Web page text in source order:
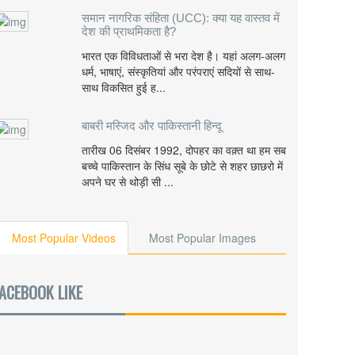
समान नागरिक संहिता (UCC): क्या यह वास्तव में
देश की प्राथमिकता है?
भारत एक विविधताओं से भरा देश है। यहां अलग-अलग
धर्म, भाषाएं, संस्कृतियां और परंपराएं सदियों से साथ-
साथ विकसित हुई ह...
बाबरी मस्जिद और पाकिस्तानी हिन्दू
तारीख 06 दिसंबर 1992, दोपहर का वक़्त था हम सब
बच्चे पाकिस्तान के सिंध सूबे के छोटे से शहर छाछरो में
अपने घर से थोड़ी सी ...
Most Popular Videos Most Popular Images
LIKE